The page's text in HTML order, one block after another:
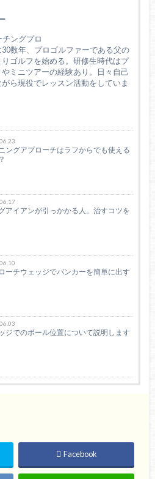
チングプロ
数年、プロゴルファーである父の
りゴルフを始める。研修生時代はプ
やミニツアーの経験あり。日々自己
ら現役でレッスン活動をしていま
ングアプローチはラフからでも使える
アイアンが引っかかる人。治すコツを
ーチウェッジでバンカーを簡単に出す
ジでのボール位置について説明します
Facebook